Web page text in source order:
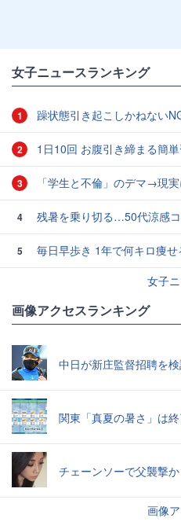
女子ニュースランキング
1 躁状態引き起こしかねない
2 1日10回 お腹引き締まる簡
3 「学生と不倫」のデマ→現
4 残暑を乗り切る…50代涼感
5
毎日早歩き 1年で何キロ痩せ
女子
画像アクセスランキング
中日が新庄監督招聘を
関東「真夏の暑さ」は
チェーンソーで父襲撃
画像